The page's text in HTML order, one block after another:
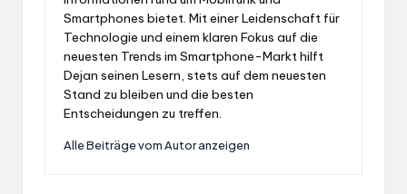
Smartphones bietet. Mit einer Leidenschaft für
Technologie und einem klaren Fokus auf die
neuesten Trends im Smartphone-Markt hilft
Dejan seinen Lesern, stets auf dem neuesten
Stand zu bleiben und die besten
Entscheidungen zu treffen.
Alle Beiträge vom Autor anzeigen